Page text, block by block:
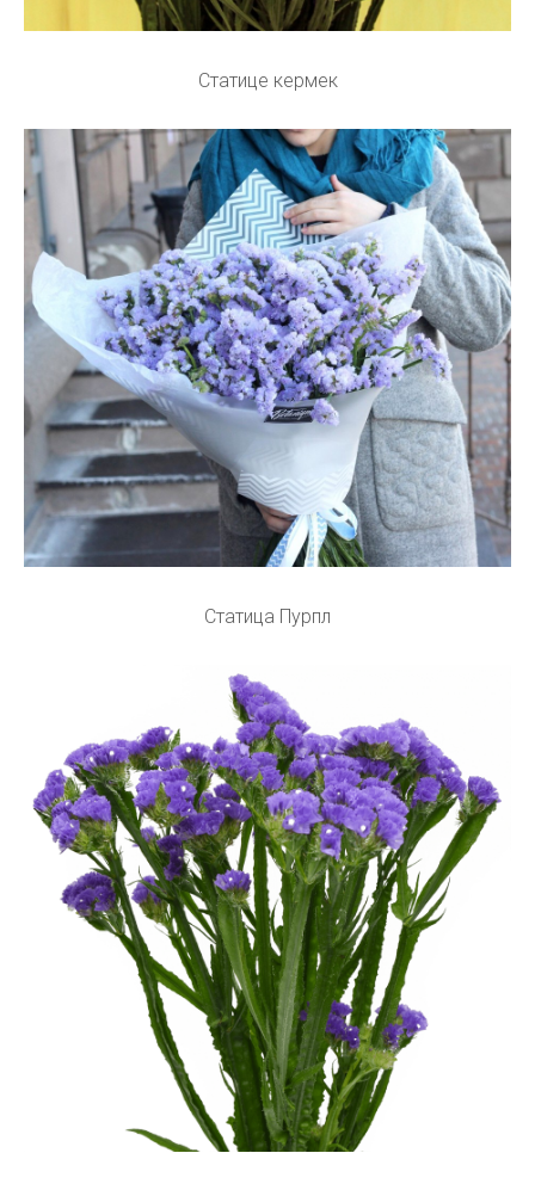
Статице кермек
Статица Пурпл